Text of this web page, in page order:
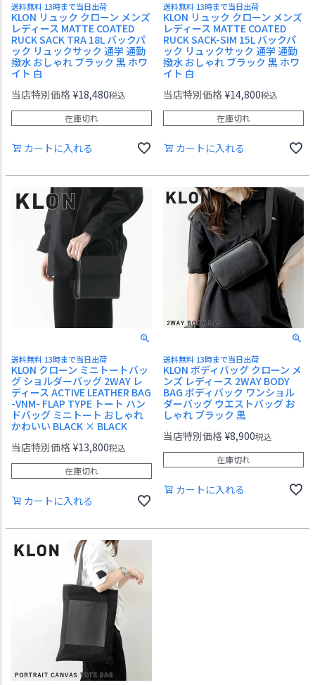
送料無料 13時まで当日出荷
KLON リュック クローン メンズ
レディース MATTE COATED
RUCK SACK TRA 18L バックパ
ック リュックサック 通学 通勤
撥水 おしゃれ ブラック 黒 ホワ
イト 白
当店特別価格 ¥18,480税込
在庫切れ
カートに入れる
送料無料 13時まで当日出荷
KLON リュック クローン メンズ
レディース MATTE COATED
RUCK SACK-SIM 15L バックパ
ック リュックサック 通学 通勤
撥水 おしゃれ ブラック 黒 ホワ
イト 白
当店特別価格 ¥14,800税込
在庫切れ
カートに入れる
送料無料 13時まで当日出荷
KLON クローン ミニトートバッ
グ ショルダーバッグ 2WAY レ
ディース ACTIVE LEATHER BAG
-VNM- FLAP TYPE トート ハン
ドバッグ ミニトート おしゃれ
かわいい BLACK × BLACK
当店特別価格 ¥13,800税込
在庫切れ
カートに入れる
送料無料 13時まで当日出荷
KLON ボディバッグ クローン メ
ンズ レディース 2WAY BODY
BAG ボディバック ワンショル
ダーバッグ ウエストバッグ お
しゃれ ブラック 黒
当店特別価格 ¥8,900税込
在庫切れ
カートに入れる